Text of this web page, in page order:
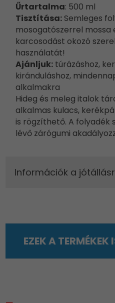
Űrtartalma: 500 ml
Tisztítása: Semleges
mosogatószerrel mossa
karcosodást okozó
használatát!
Ajánljuk: túrázáshoz,
kiránduláshoz,
alkalmakra
Hideg és meleg italok
alkalmas kulacs,
is rögzíthető. A folyadék
lévő zárógumi
Információk a
EZEK A TERMÉKEK